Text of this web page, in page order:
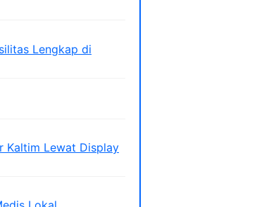
Lengkap di
Kaltim Lewat Display